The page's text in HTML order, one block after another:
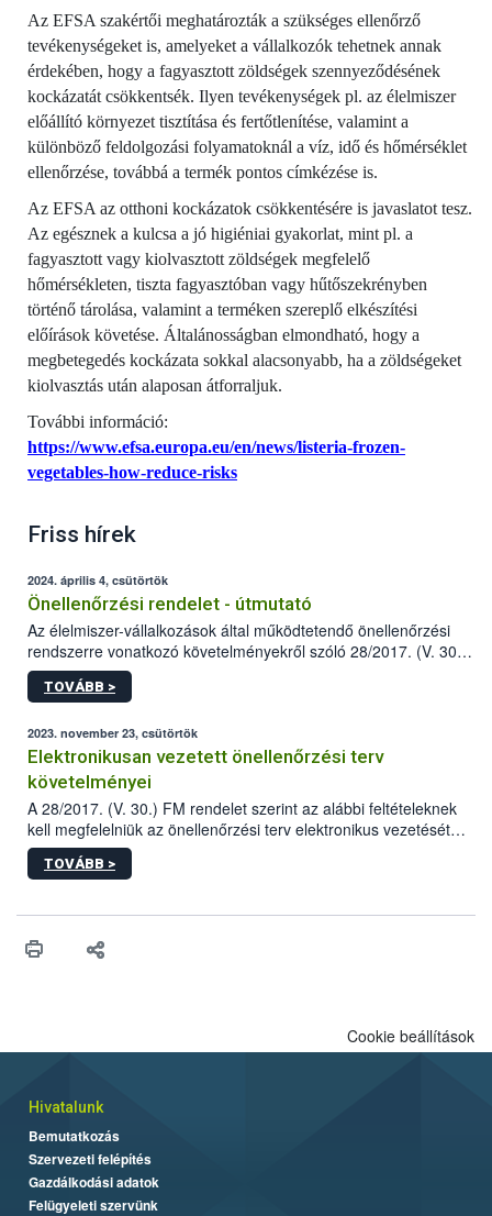
Az EFSA szakértői meghatározták a szükséges ellenőrző
tevékenységeket is, amelyeket a vállalkozók tehetnek annak
érdekében, hogy a fagyasztott zöldségek szennyeződésének
kockázatát csökkentsék. Ilyen tevékenységek pl. az élelmiszer
előállító környezet tisztítása és fertőtlenítése, valamint a
különböző feldolgozási folyamatoknál a víz, idő és hőmérséklet
ellenőrzése, továbbá a termék pontos címkézése is.
Az EFSA az otthoni kockázatok csökkentésére is javaslatot tesz.
Az egésznek a kulcsa a jó higiéniai gyakorlat, mint pl. a
fagyasztott vagy kiolvasztott zöldségek megfelelő
hőmérsékleten, tiszta fagyasztóban vagy hűtőszekrényben
történő tárolása, valamint a terméken szereplő elkészítési
előírások követése. Általánosságban elmondható, hogy a
megbetegedés kockázata sokkal alacsonyabb, ha a zöldségeket
kiolvasztás után alaposan átforraljuk.
További információ:
https://www.efsa.europa.eu/en/news/listeria-frozen-
vegetables-how-reduce-risks
Friss hírek
2024. április 4, csütörtök
Önellenőrzési rendelet - útmutató
Az élelmiszer-vállalkozások által működtetendő önellenőrzési
rendszerre vonatkozó követelményekről szóló 28/2017. (V. 30.)
FM rendelet (a továbbiakban: rendelet) 2023 novemberi
módosítása komoly változást jelent a közép- és
TOVÁBB >
2023. november 23, csütörtök
Elektronikusan vezetett önellenőrzési terv
követelményei
A 28/2017. (V. 30.) FM rendelet szerint az alábbi feltételeknek
kell megfelelniük az önellenőrzési terv elektronikus vezetését
biztosító informatikai rendszereknek.
TOVÁBB >
Cookie beállítások
Hivatalunk
Bemutatkozás
Szervezeti felépítés
Gazdálkodási adatok
Felügyeleti szervünk